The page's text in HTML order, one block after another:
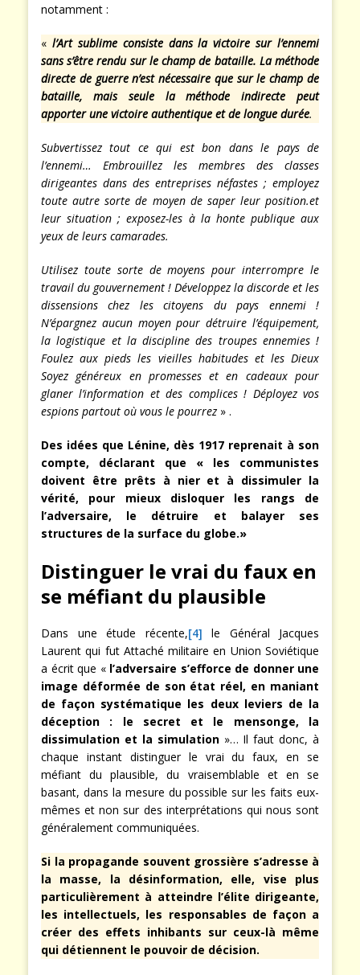
notamment :
« l’Art sublime consiste dans la victoire sur l’ennemi
sans s’être rendu sur le champ de bataille. La méthode
directe de guerre n’est nécessaire que sur le champ de
bataille, mais seule la méthode indirecte peut
apporter une victoire authentique et de longue durée.
Subvertissez tout ce qui est bon dans le pays de
l’ennemi… Embrouillez les membres des classes
dirigeantes dans des entreprises néfastes ; employez
toute autre sorte de moyen de saper leur position.et
leur situation ; exposez-les à la honte publique aux
yeux de leurs camarades.
Utilisez toute sorte de moyens pour interrompre le
travail du gouvernement ! Développez la discorde et les
dissensions chez les citoyens du pays ennemi !
N’épargnez aucun moyen pour détruire l’équipement,
la logistique et la discipline des troupes ennemies !
Foulez aux pieds les vieilles habitudes et les Dieux
Soyez généreux en promesses et en cadeaux pour
glaner l’information et des complices ! Déployez vos
espions partout où vous le pourrez » .
Des idées que Lénine, dès 1917 reprenait à son
compte, déclarant que « les communistes
doivent être prêts à nier et à dissimuler la
vérité, pour mieux disloquer les rangs de
l’adversaire, le détruire et balayer ses
structures de la surface du globe.»
Distinguer le vrai du faux en
se méfiant du plausible
Dans une étude récente,[4] le Général Jacques
Laurent qui fut Attaché militaire en Union Soviétique
a écrit que « l’adversaire s’efforce de donner une
image déformée de son état réel, en maniant
de façon systématique les deux leviers de la
déception : le secret et le mensonge, la
dissimulation et la simulation»… Il faut donc, à
chaque instant distinguer le vrai du faux, en se
méfiant du plausible, du vraisemblable et en se
basant, dans la mesure du possible sur les faits eux-
mêmes et non sur des interprétations qui nous sont
généralement communiquées.
Si la propagande souvent grossière s’adresse à
la masse, la désinformation, elle, vise plus
particulièrement à atteindre l’élite dirigeante,
les intellectuels, les responsables de façon a
créer des effets inhibants sur ceux-là même
qui détiennent le pouvoir de décision.